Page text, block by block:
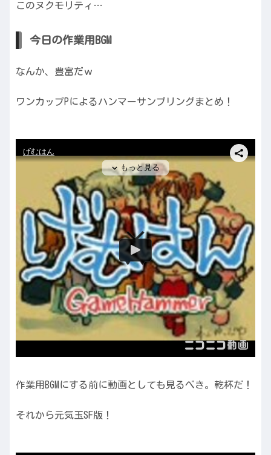
このヌクモリティ…
今日の作業用BGM
なんか、豊富だｗ
ワンカップPによるハンマーサンプリングまとめ！
作業用BGMにする前に動画としても見るべき。乾杯だ！
それから元気玉SF版！